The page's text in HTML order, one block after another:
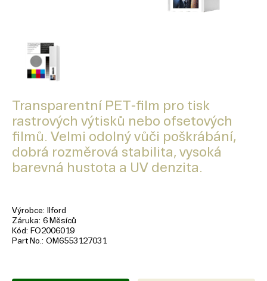
Transparentní PET-film pro tisk
rastrových výtisků nebo ofsetových
filmů. Velmi odolný vůči poškrábání,
dobrá rozměrová stabilita, vysoká
barevná hustota a UV denzita.
Výrobce
Ilford
Záruka 6 Měsíců
Kód
FO2006019
Part No. OM6553127031